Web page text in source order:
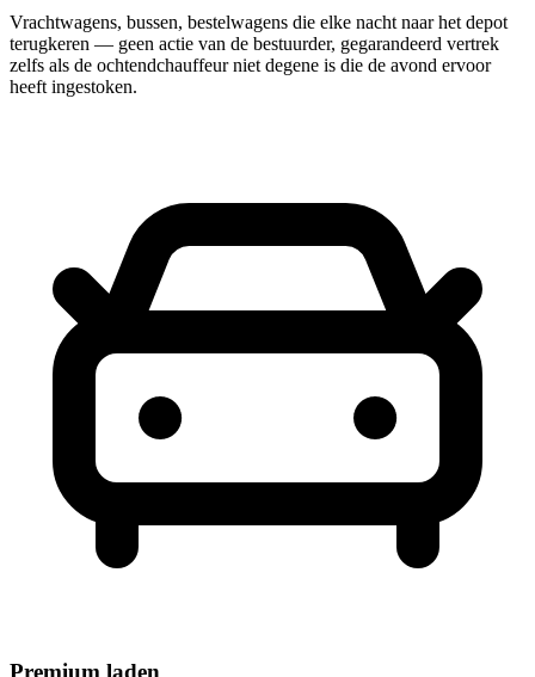
Vrachtwagens, bussen, bestelwagens die elke nacht naar het depot
terugkeren — geen actie van de bestuurder, gegarandeerd vertrek
zelfs als de ochtendchauffeur niet degene is die de avond ervoor
heeft ingestoken.